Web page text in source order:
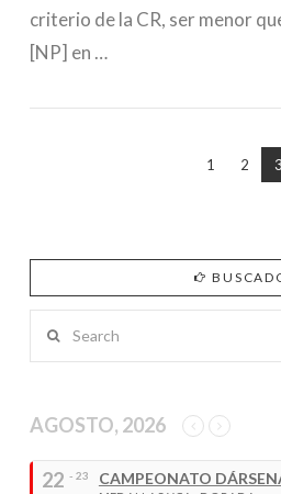
criterio de la CR, ser menor
[NP] en …
1 2 3
AGOSTO, 2026
22 - 23
CAMPEONATO